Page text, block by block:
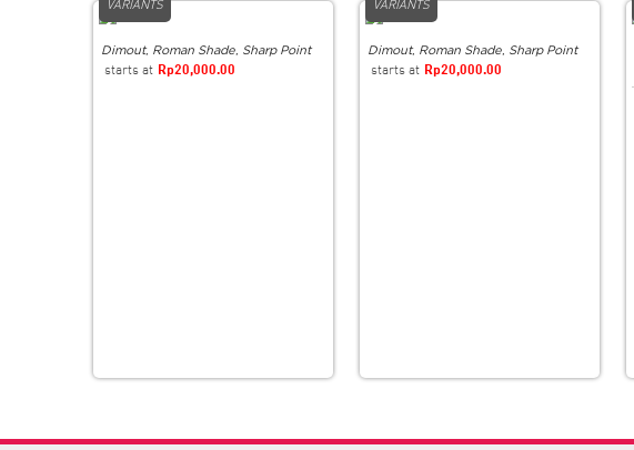
VARIANTS
Dimout, Roman Shade Sharp Point
Rp20,000.00
VARIANTS
Dimout, Roman Shade Sharp Point
Rp20,000.00